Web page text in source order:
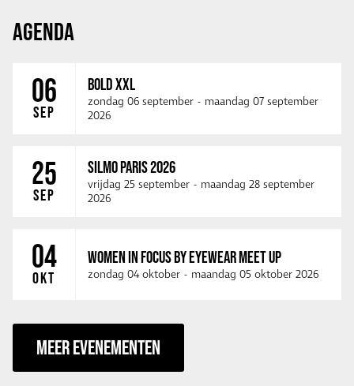
AGENDA
06
SEP
BOLD XXL
zondag 06 september - maandag 07 september
2026
25
SEP
SILMO PARIS 2026
vrijdag 25 september - maandag 28 september
2026
04
OKT
WOMEN IN FOCUS BY EYEWEAR MEET UP
zondag 04 oktober - maandag 05 oktober 2026
MEER EVENEMENTEN